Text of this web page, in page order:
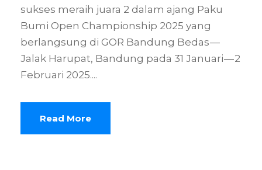
sukses meraih juara 2 dalam ajang Paku
Bumi Open Championship 2025 yang
berlangsung di GOR Bandung Bedas —
Jalak Harupat, Bandung pada 31 Januari — 2
Februari 2025....
Read More